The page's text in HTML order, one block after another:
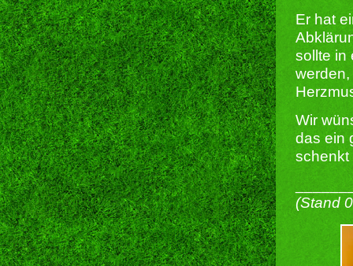
Er hat
sollte in
Wir
das ein
schenkt
(Stand